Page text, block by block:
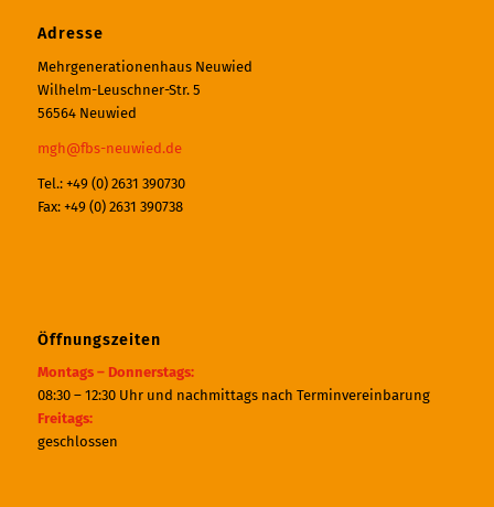
Adresse
Mehrgenerationenhaus Neuwied
Wilhelm-Leuschner-Str. 5
56564 Neuwied
mgh@fbs-neuwied.de
Tel.: +49 (0) 2631 390730
Fax: +49 (0) 2631 390738
Öffnungszeiten
Montags – Donnerstags:
08:30 – 12:30 Uhr und nachmittags nach Terminvereinbarung
Freitags:
geschlossen